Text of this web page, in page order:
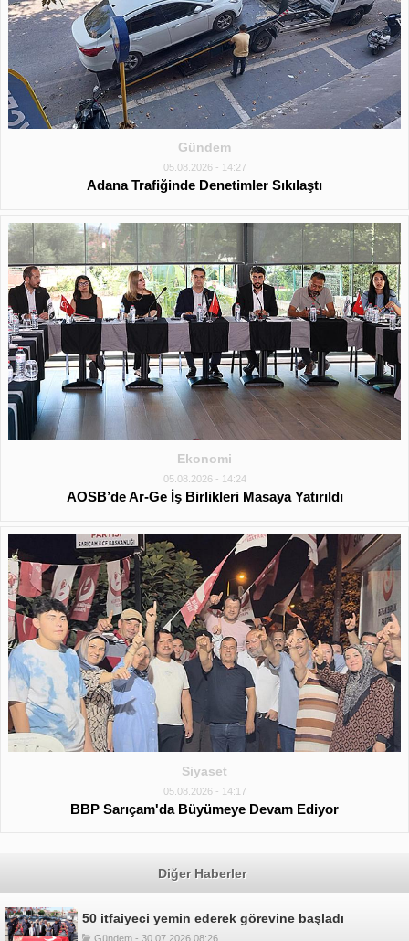
Gündem
05.08.2026 - 14:27
Adana Trafiğinde Denetimler Sıkılaştı
Ekonomi
05.08.2026 - 14:24
AOSB’de Ar-Ge İş Birlikleri Masaya Yatırıldı
Siyaset
05.08.2026 - 14:17
BBP Sarıçam'da Büyümeye Devam Ediyor
Diğer Haberler
50 itfaiyeci yemin ederek görevine başladı
Gündem - 30.07.2026 08:26